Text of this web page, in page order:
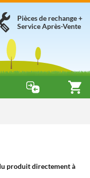
Pièces de rechange +
Service Après-Vente
produit directement à